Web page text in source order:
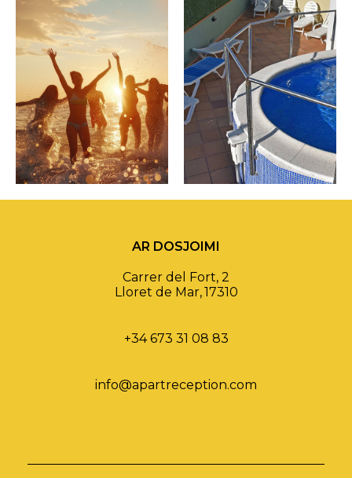
AR DOSJOIMI
Carrer del Fort, 2
Lloret de Mar,17310
+34 673 31 08 83
info@apartreception.com